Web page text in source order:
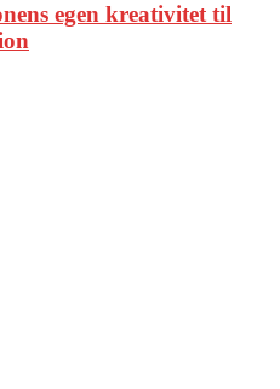
egen kreativitet til